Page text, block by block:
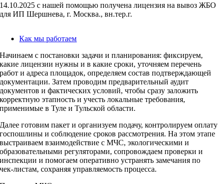
14.10.2025 с нашей помощью получена лицензия на вывоз ЖБО
для ИП Шершнева, г. Москва., вн.тер.г.
Как мы работаем
Начинаем с постановки задачи и планирования: фиксируем,
какие лицензии нужны и в какие сроки, уточняем перечень
работ и адреса площадок, определяем состав подтверждающей
документации. Затем проводим предварительный аудит
документов и фактических условий, чтобы сразу заложить
корректную этапность и учесть локальные требования,
применимые в Туле и Тульской области.
Далее готовим пакет и организуем подачу, контролируем оплату
госпошлины и соблюдение сроков рассмотрения. На этом этапе
выстраиваем взаимодействие с МЧС, экологическими и
образовательными регуляторами, сопровождаем проверки и
инспекции и помогаем оперативно устранять замечания по
чек‑листам, сохраняя управляемость процесса.